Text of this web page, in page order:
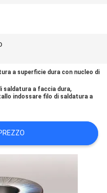
a superficie dura con nucleo di
saldatura a faccia dura,
indossare filo di saldatura a